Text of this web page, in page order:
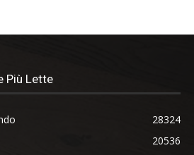
Più Lette
28324
20536